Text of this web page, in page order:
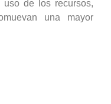
uso de los recursos,
una mayor